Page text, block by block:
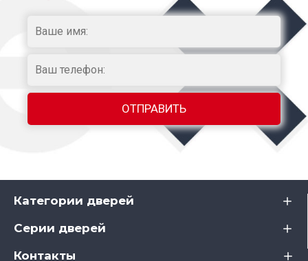
Категории дверей
Серии дверей
Контакты